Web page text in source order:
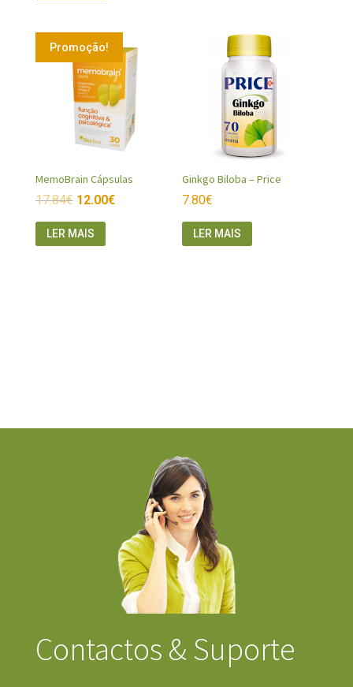
Promoção!
MemoBrain Cápsulas
17.84€ 12.00€
LER MAIS
Ginkgo Biloba – Price
7.80€
LER MAIS
Contactos & Suporte